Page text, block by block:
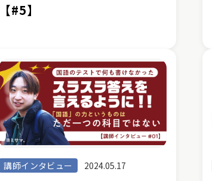
【#5】
講師インタビュー 2024.05.17